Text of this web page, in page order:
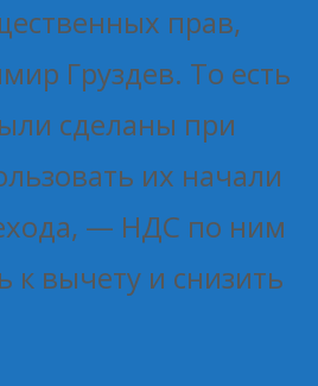
прав,
Груздев. То есть
сделаны при
их начали
— НДС по ним
вычету и снизить